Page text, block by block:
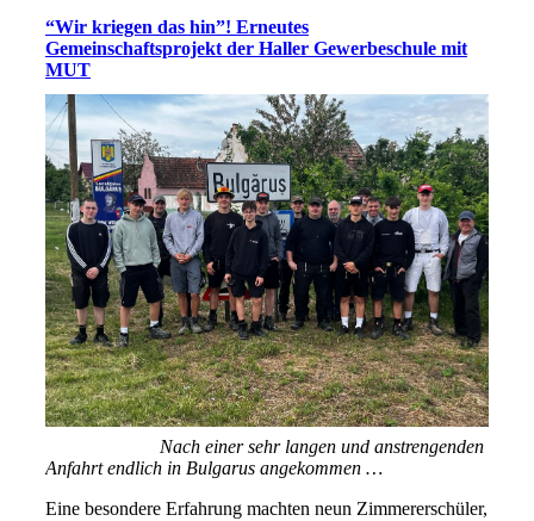
“Wir kriegen das hin”! Erneutes
Gemeinschaftsprojekt der Haller Gewerbeschule mit
MUT
Nach einer sehr langen und anstrengenden
Anfahrt endlich in Bulgarus angekommen …
Eine besondere Erfahrung machten neun Zimmererschüler,